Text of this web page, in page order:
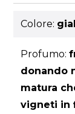
Colore:
Profumo:
donando
matura
vigneti in